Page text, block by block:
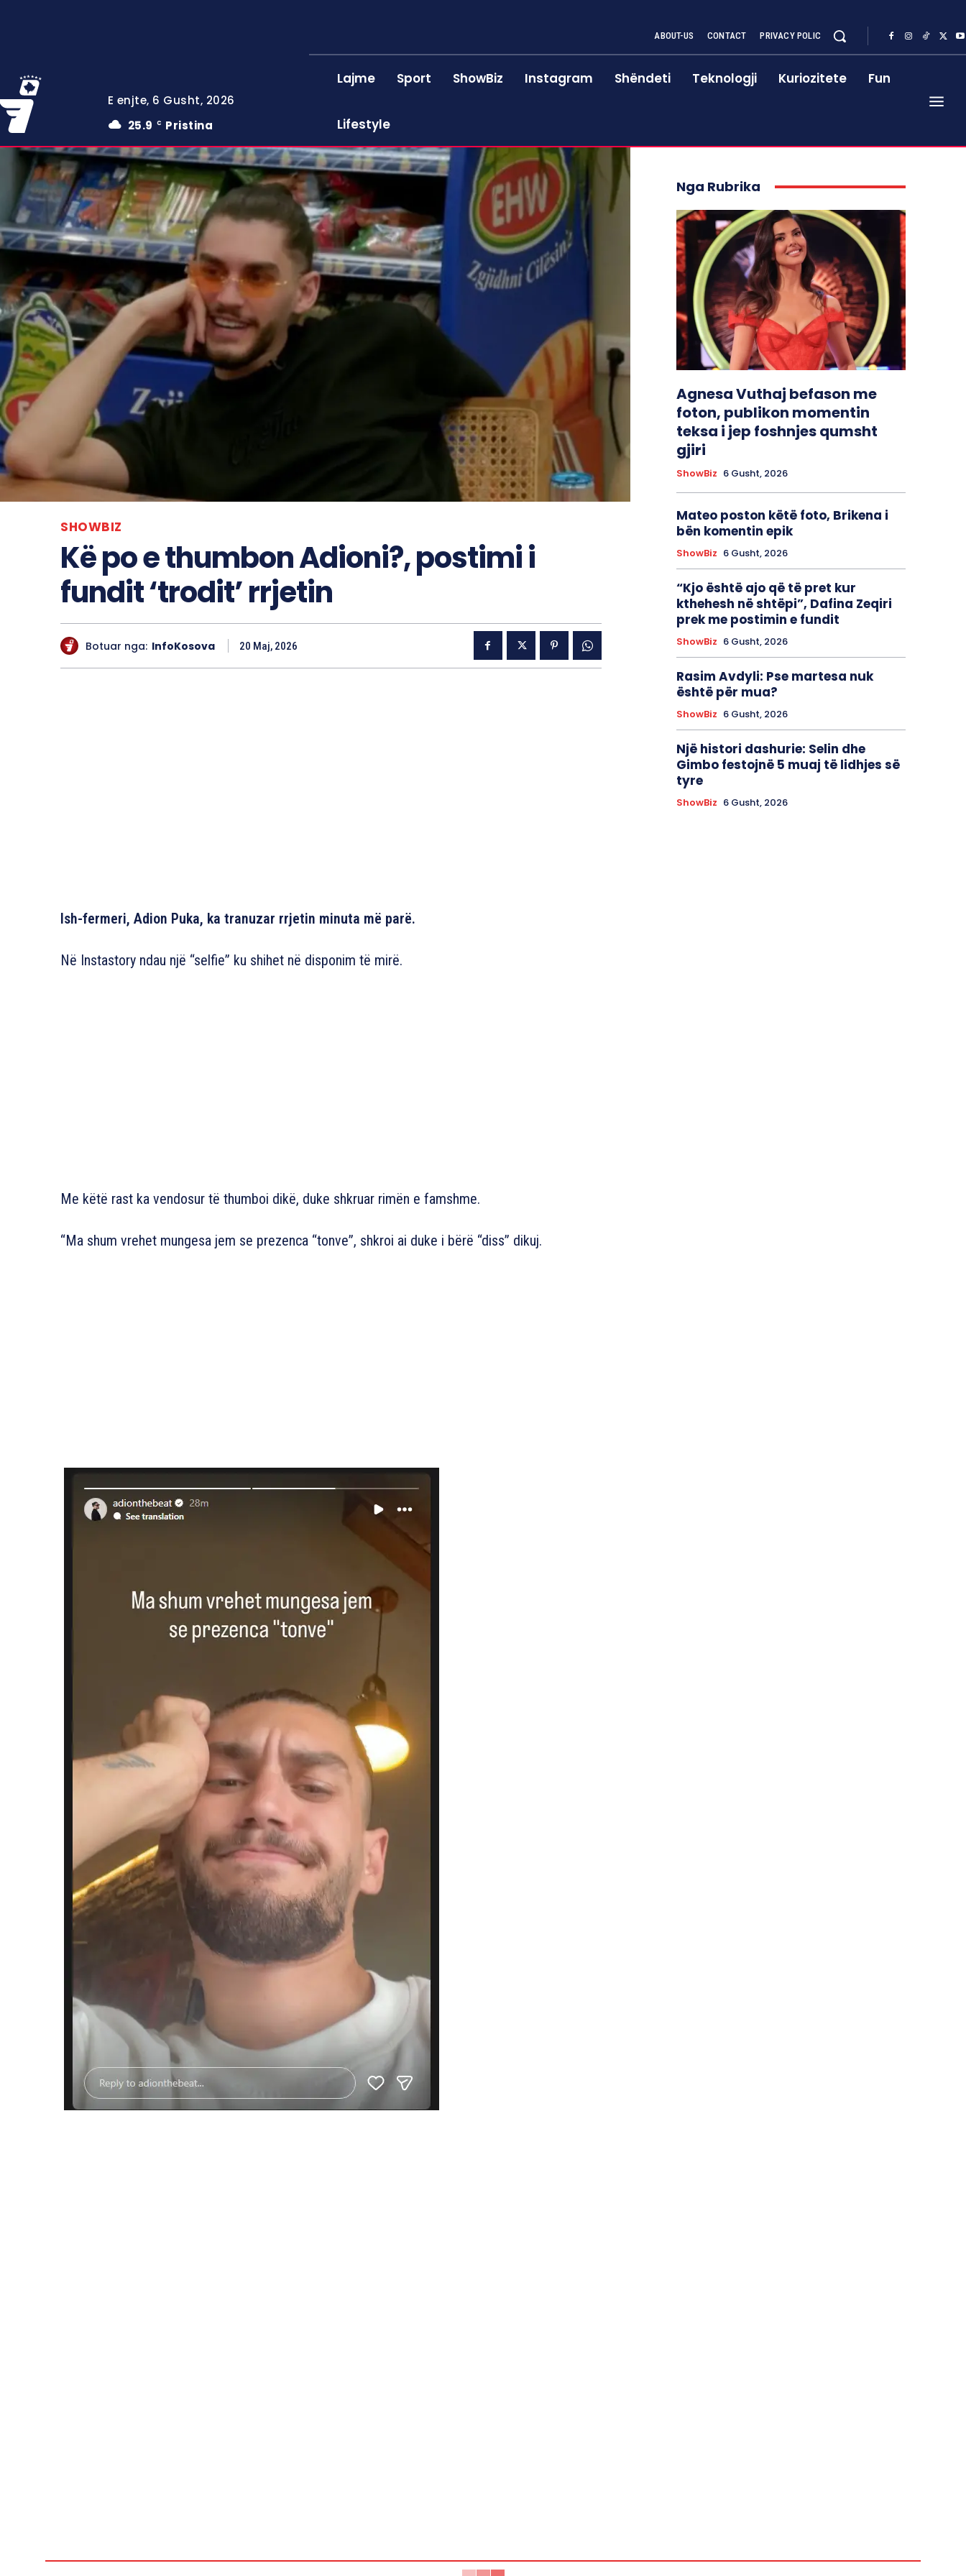
E enjte, 6 Gusht, 2026
25.9
C Pristina
ABOUT-US CONTACT PRIVACY POLIC
Lajme Sport ShowBiz Instagram Shëndeti Teknologji Kuriozitete Fun
Lifestyle
SHOWBIZ
Kë po e thumbon Adioni?, postimi i
fundit ‘trodit’ rrjetin
Botuar nga: InfoKosova 20 Maj, 2026
Ish-fermeri, Adion Puka, ka tranuzar rrjetin minuta më parë.
Në Instastory ndau një “selfie” ku shihet në disponim të mirë.
Me këtë rast ka vendosur të thumboi dikë, duke shkruar rimën e famshme.
“Ma shum vrehet mungesa jem se prezenca “tonve”, shkroi ai duke i bërë “diss” dikuj.
Nga Rubrika
Agnesa Vuthaj befason me
foton, publikon momentin
teksa i jep foshnjes qumsht
gjiri
ShowBiz 6 Gusht, 2026
Mateo poston këtë foto, Brikena i
bën komentin epik
ShowBiz 6 Gusht, 2026
“Kjo është ajo që të pret kur
kthehesh në shtëpi”, Dafina Zeqiri
prek me postimin e fundit
ShowBiz 6 Gusht, 2026
Rasim Avdyli: Pse martesa nuk
është për mua?
ShowBiz 6 Gusht, 2026
Një histori dashurie: Selin dhe
Gimbo festojnë 5 muaj të lidhjes së
tyre
ShowBiz 6 Gusht, 2026